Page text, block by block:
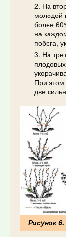
На
молодой
более
на
побега,
На
При этом
две
Рисунок